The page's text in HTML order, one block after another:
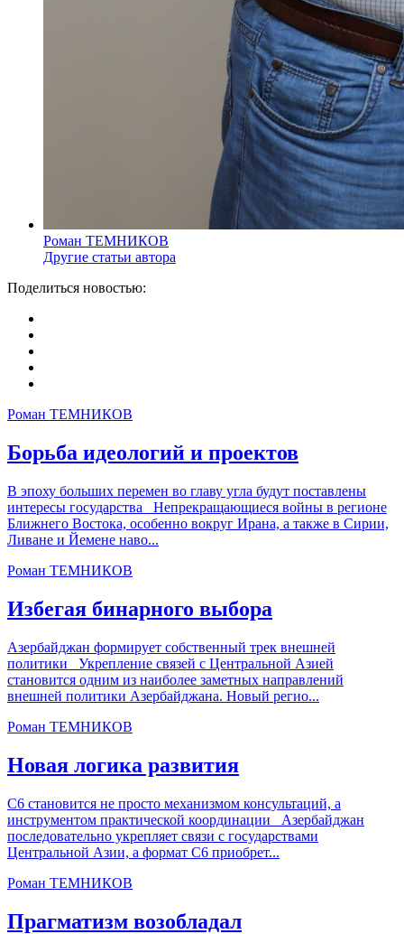
Роман ТЕМНИКОВ
Другие статьи автора
Поделиться новостью:
Роман ТЕМНИКОВ
Борьба идеологий и проектов
В эпоху больших перемен во главу угла будут поставлены
интересы государства Непрекращающиеся войны в регионе
Ближнего Востока, особенно вокруг Ирана, а также в Сирии,
Ливане и Йемене наво...
Роман ТЕМНИКОВ
Избегая бинарного выбора
Азербайджан формирует собственный трек внешней
политики Укрепление связей с Центральной Азией
становится одним из наиболее заметных направлений
внешней политики Азербайджана. Новый регио...
Роман ТЕМНИКОВ
Новая логика развития
С6 становится не просто механизмом консультаций, а
инструментом практической координации Азербайджан
последовательно укрепляет связи с государствами
Центральной Азии, а формат С6 приобрет...
Роман ТЕМНИКОВ
Прагматизм возобладал